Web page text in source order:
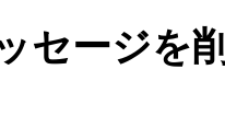
セージを削